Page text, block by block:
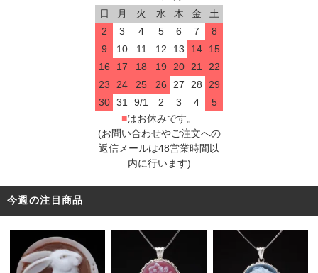
日
月 火 水 木 金
土
2
3 4 5 6 7
8
9
10 11 12 13 14
15
16
17 18 19 20 21
22
23
24 25 26 27 28
29
30 31 9/1 2 3 4
5
■はお休みです。
(お問い合わせやご注文への
返信メールは48営業時間以
内に行います)
今週の注目商品